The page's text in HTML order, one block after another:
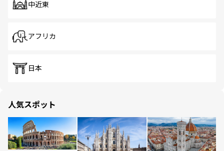
中近東
アフリカ
日本
人気スポット